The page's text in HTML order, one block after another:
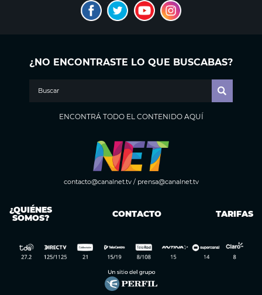
¿NO ENCONTRASTE LO QUE BUSCABAS?
ENCONTRÁ TODO EL CONTENIDO AQUÍ
contacto@canalnet.tv/ prensa@canalnet.tv
¿QUIÉNES
SOMOS? CONTACTO TARIFAS